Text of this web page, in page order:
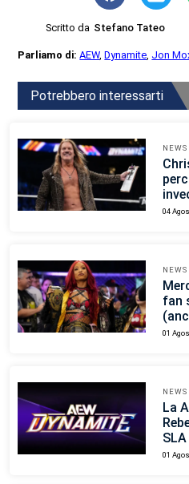
Scritto da Stefano Tateo
Parliamo di:AEW,Dynamite Jon
Potrebbero interessarti
NEWS
04
NEWS
fan
01
NEWS
La
SLA
01